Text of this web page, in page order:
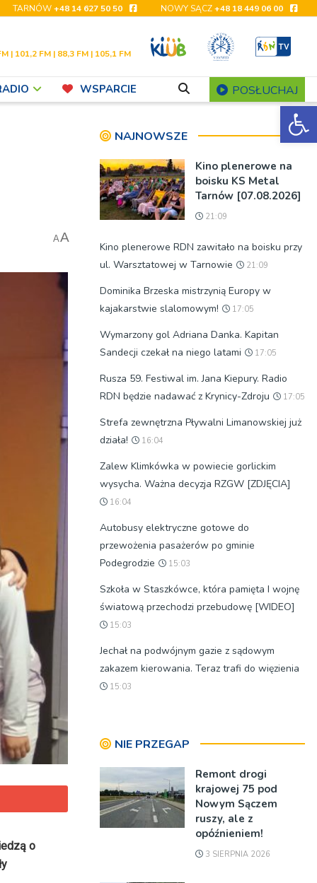
TARNÓW+48 14 627 50 50 NOWY SĄCZ+48 18 449 06 00
| 101,2 FM | 88,3 FM | 105,1 FM
WSPARCIE POSŁUCHAJ
AA
o
NAJNOWSZE
Kino plenerowe na
boisku KS Metal
Tarnów [07.08.2026]
21:09
Kino plenerowe RDN zawitało na boisku przy
ul. Warsztatowej w Tarnowie
21:09
Dominika Brzeska mistrzynią Europy w
kajakarstwie slalomowym!
17:05
Wymarzony gol Adriana Danka. Kapitan
Sandecji czekał na niego latami
17:05
Rusza 59. Festiwal im. Jana Kiepury. Radio
RDN będzie nadawać z Krynicy-Zdroju
17:05
Strefa zewnętrzna Pływalni Limanowskiej już
działa!
16:04
Zalew Klimkówka w powiecie gorlickim
wysycha. Ważna decyzja RZGW [ZDJĘCIA]
16:04
Autobusy elektryczne gotowe do
przewożenia pasażerów po gminie
Podegrodzie
15:03
Szkoła w Staszkówce, która pamięta I wojnę
światową przechodzi przebudowę [WIDEO]
15:03
Jechał na podwójnym gazie z sądowym
zakazem kierowania. Teraz trafi do więzienia
15:03
NIE PRZEGAP
Remont drogi
krajowej 75 pod
Nowym Sączem
ruszy, ale z
opóźnieniem!
3 SIERPNIA 2026